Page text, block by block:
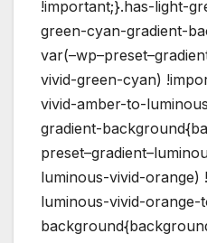
!important;}.has-light-
green-cyan-gradient-
vivid-green-cyan)
vivid-amber-to-
gradient-
luminous-vivid-orange)
luminous-vivid-